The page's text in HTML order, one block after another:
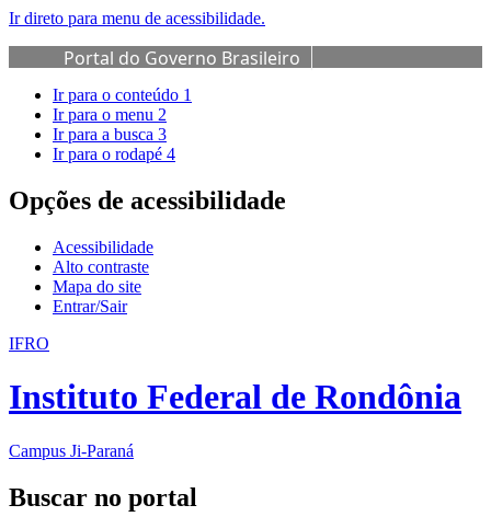
Ir direto para menu de acessibilidade.
Portal do Governo Brasileiro
Ir para o conteúdo 1
Ir para o menu 2
Ir para a busca 3
Ir para o rodapé 4
Opções de acessibilidade
Acessibilidade
Alto contraste
Mapa do site
Entrar/Sair
IFRO
Instituto Federal de Rondônia
Campus Ji-Paraná
Buscar no portal